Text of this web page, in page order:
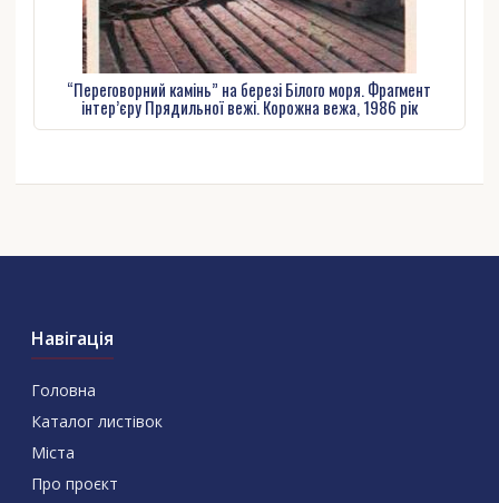
“Переговорний камінь” на березі Білого моря. Фрагмент
інтер’єру Прядильної вежі. Корожна вежа, 1986 рік
Навігація
Головна
Каталог листівок
Міста
Про проєкт